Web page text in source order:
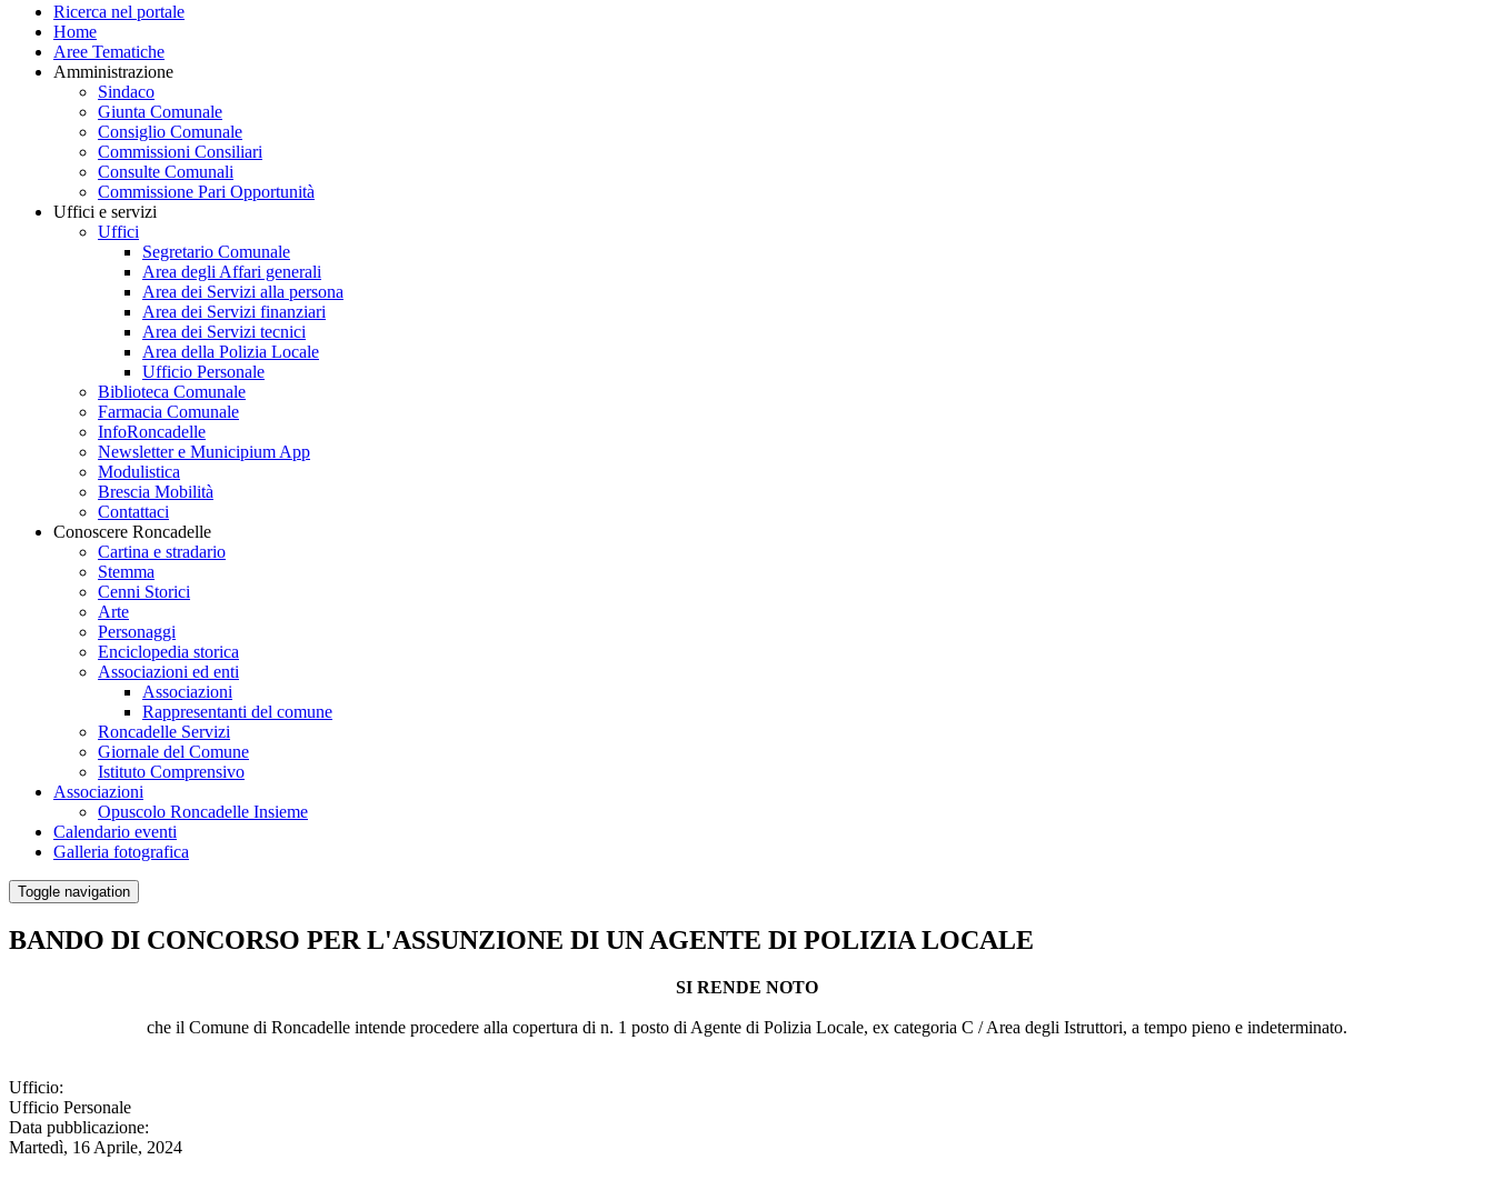
Ricerca nel portale
Home
Aree Tematiche
Amministrazione
Sindaco
Giunta Comunale
Consiglio Comunale
Commissioni Consiliari
Consulte Comunali
Commissione Pari Opportunità
Uffici e servizi
Uffici
Segretario Comunale
Area degli Affari generali
Area dei Servizi alla persona
Area dei Servizi finanziari
Area dei Servizi tecnici
Area della Polizia Locale
Ufficio Personale
Biblioteca Comunale
Farmacia Comunale
InfoRoncadelle
Newsletter e Municipium App
Modulistica
Brescia Mobilità
Contattaci
Conoscere Roncadelle
Cartina e stradario
Stemma
Cenni Storici
Arte
Personaggi
Enciclopedia storica
Associazioni ed enti
Associazioni
Rappresentanti del comune
Roncadelle Servizi
Giornale del Comune
Istituto Comprensivo
Associazioni
Opuscolo Roncadelle Insieme
Calendario eventi
Galleria fotografica
Toggle navigation
BANDO DI CONCORSO PER L'ASSUNZIONE DI UN AGENTE DI POLIZIA LOCALE
SI RENDE NOTO
che il Comune di Roncadelle intende procedere alla copertura di n. 1 posto di Agente di Polizia Locale, ex categoria C / Area degli Istruttori, a tempo pieno e indeterminato.
Ufficio:
Ufficio Personale
Data pubblicazione:
Martedì, 16 Aprile, 2024